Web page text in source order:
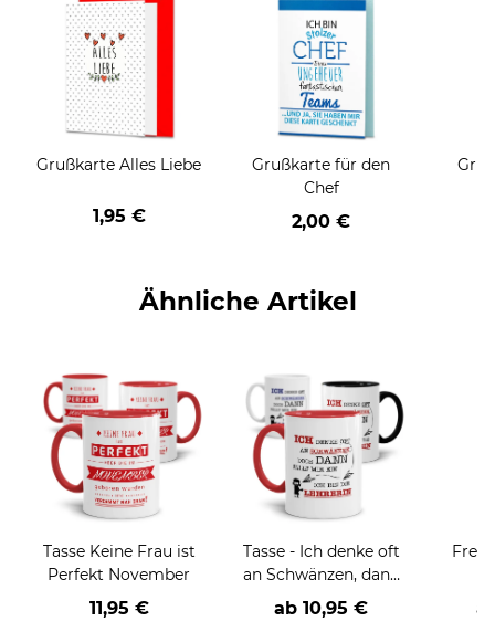
Grußkarte Alles Liebe
1,95 €
Grußkarte für den
Chef
2,00 €
Ähnliche Artikel
Tasse Keine Frau ist
Perfekt November
11,95 €
Tasse - Ich denke oft
an Schwänzen, dann
fällt mir ein, ich bin
der/die Lehrer/in
ab 10,95 €